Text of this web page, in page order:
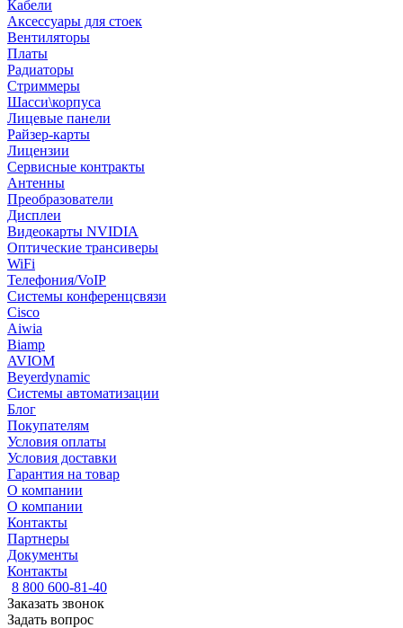
Кабели
Аксессуары для стоек
Вентиляторы
Платы
Радиаторы
Стриммеры
Шасси\корпуса
Лицевые панели
Райзер-карты
Лицензии
Сервисные контракты
Антенны
Преобразователи
Дисплеи
Видеокарты NVIDIA
Оптические трансиверы
WiFi
Телефония/VoIP
Системы конференцсвязи
Cisco
Aiwia
Biamp
AVIOM
Beyerdynamic
Системы автоматизации
Блог
Покупателям
Условия оплаты
Условия доставки
Гарантия на товар
О компании
О компании
Контакты
Партнеры
Документы
Контакты
8 800 600-81-40
Заказать звонок
Задать вопрос